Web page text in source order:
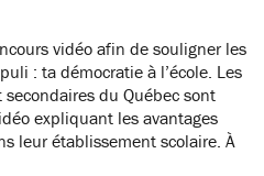
vidéo afin de souligner les
: ta démocratie à l’école. Les
du Québec sont
expliquant les avantages
leur établissement scolaire. À